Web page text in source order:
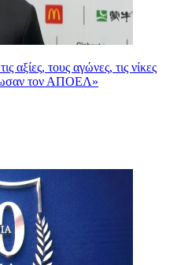
τους αγώνες, τις νίκες
τον ΑΠΟΕΛ»